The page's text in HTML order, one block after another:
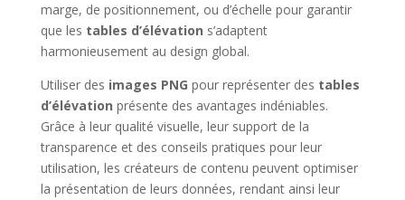
marge, de positionnement, ou d’échelle pour garantir
que les tables d’élévation s’adaptent
harmonieusement au design global.
Utiliser des images PNG pour représenter des tables
d’élévation présente des avantages indéniables.
Grâce à leur qualité visuelle, leur support de la
transparence et des conseils pratiques pour leur
utilisation, les créateurs de contenu peuvent optimiser
la présentation de leurs données, rendant ainsi leur